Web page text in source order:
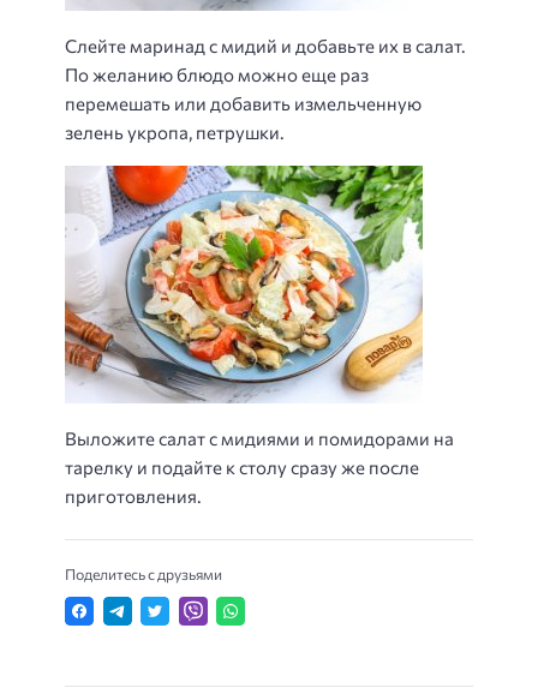
Слейте маринад с мидий и добавьте их в салат.
По желанию блюдо можно еще раз
перемешать или добавить измельченную
зелень укропа, петрушки.
Выложите салат с мидиями и помидорами на
тарелку и подайте к столу сразу же после
приготовления.
Поделитесь с друзьями